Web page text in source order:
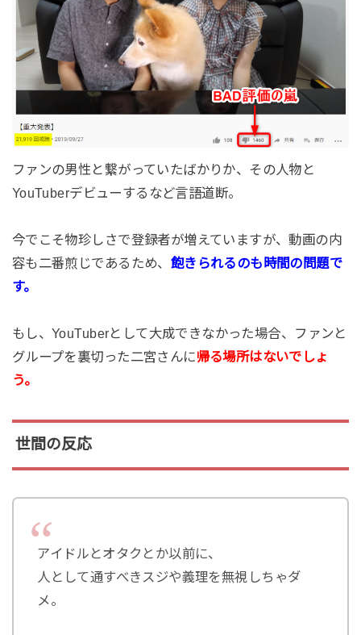
ファンの男性と繋がっていたばかりか、その人物と
YouTuberデビューするなど言語道断。
今でこそ物珍しさで登録者が増えていますが、動画の内
容も二番煎じであるため、 飽きられるのも時間の問題で
す。
もし、YouTuberとして大成できなかった場合、ファンと
グループを裏切った二宮さんに帰る場所はないでしょ
う。
世間の反応
アイドルとオタクとか以前に、
人として通すべきスジや義理を無視しちゃダ
メ。